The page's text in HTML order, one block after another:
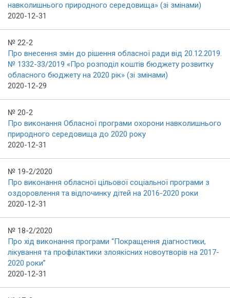
навколишнього природного середовища» (зі змінами)
2020-12-31
№ 22-2
Про внесення змін до рішення обласної ради від 20.12.2019.
№ 1332-33/2019 «Про розподіл коштів бюджету розвитку
обласного бюджету на 2020 рік» (зі змінами)
2020-12-29
№ 20-2
Про виконання Обласної програми охорони навколишнього
природного середовища до 2020 року
2020-12-31
№ 19-2/2020
Про виконання обласної цільової соціальної програми з
оздоровлення та відпочинку дітей на 2016-2020 роки
2020-12-31
№ 18-2/2020
Про хід виконання програми “Покращення діагностики,
лікування та профілактики злоякісних новоутворів на 2017-
2020 роки”
2020-12-31